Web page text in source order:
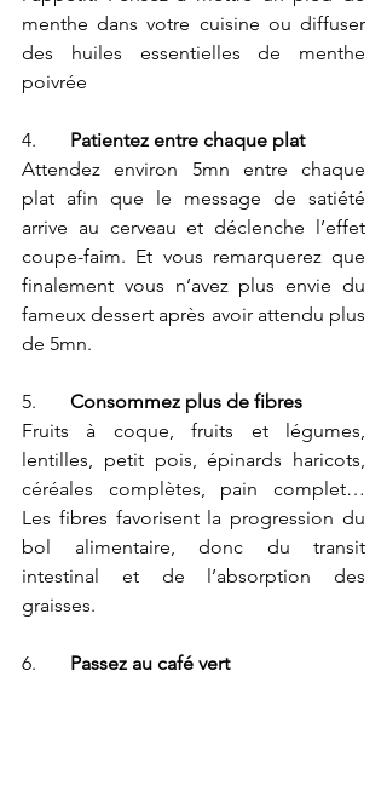
menthe dans votre cuisine ou diffuser
des huiles essentielles de menthe
poivrée
4. Patientez entre chaque plat
Attendez environ 5mn entre chaque
plat afin que le message de satiété
arrive au cerveau et déclenche l’effet
coupe-faim. Et vous remarquerez que
finalement vous n’avez plus envie du
fameux dessert après avoir attendu plus
de 5mn.
5. Consommez plus de fibres
Fruits à coque, fruits et légumes,
lentilles, petit pois, épinards haricots,
céréales complètes, pain complet…
Les fibres favorisent la progression du
bol alimentaire, donc du transit
intestinal et de l’absorption des
graisses.
6. Passez au café vert